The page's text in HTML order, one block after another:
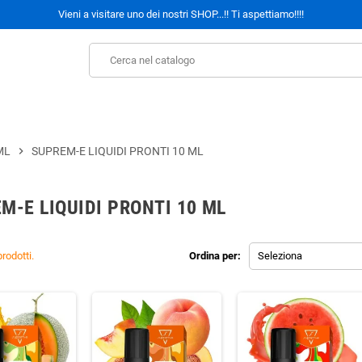
Vieni a visitare uno dei nostri SHOP...!! Ti aspettiamo!!!!
chevron_right SUPREM-E LIQUIDI PRONTI 10 ML
E LIQUIDI PRONTI 10 ML
Ordina per: Seleziona